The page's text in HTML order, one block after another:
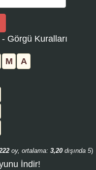
Görgü Kuralları
M
A
oy, ortalama: 3,20 dışında 5)
İndir!